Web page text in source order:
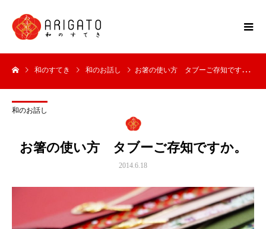
和のすてき 和のお話し お箸の使い方 タブーご存知ですか。
和のお話し
お箸の使い方 タブーご存知ですか。
2014.6.18